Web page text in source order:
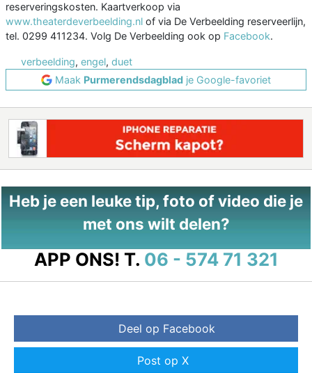
reserveringskosten. Kaartverkoop via
www.theaterdeverbeelding.nl of via De Verbeelding reserveerlijn,
tel. 0299 411234. Volg De Verbeelding ook op Facebook.
verbeelding, engel, duet
Maak Purmerendsdagblad je Google-favoriet
Heb je een leuke tip, foto of video die je
met ons wilt delen?
APP ONS! T. 06 - 574 71 321
Deel op Facebook
Post op X